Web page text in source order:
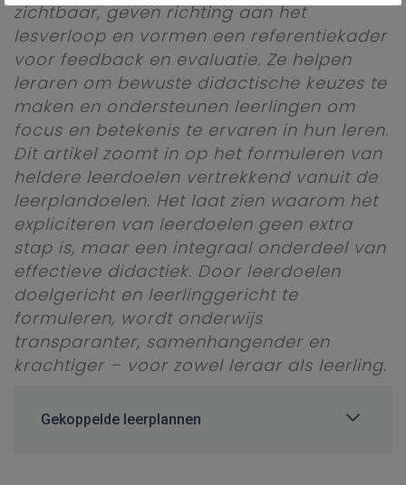
zichtbaar, geven richting aan het
lesverloop en vormen een referentiekader
voor feedback en evaluatie. Ze helpen
leraren om bewuste didactische keuzes te
maken en ondersteunen leerlingen om
focus en betekenis te ervaren in hun leren.
Dit artikel zoomt in op het formuleren van
heldere leerdoelen vertrekkend vanuit de
leerplandoelen. Het laat zien waarom het
expliciteren van leerdoelen geen extra
stap is, maar een integraal onderdeel van
effectieve didactiek. Door leerdoelen
doelgericht en leerlinggericht te
formuleren, wordt onderwijs
transparanter, samenhangender en
krachtiger – voor zowel leraar als leerling.
Gekoppelde leerplannen